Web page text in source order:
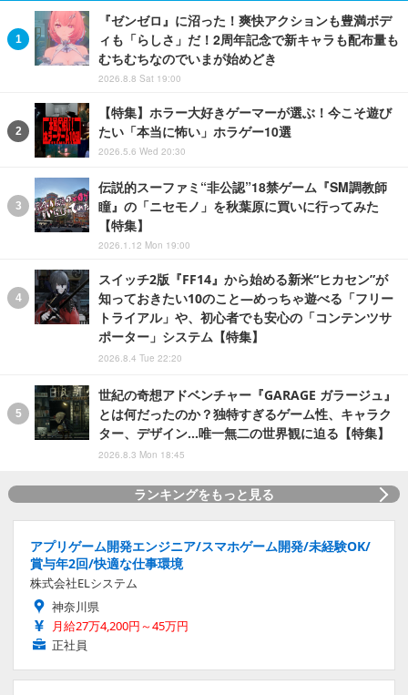
『ゼンゼロ』に沼った！爽快アクションも豊満ボデ
ィも「らしさ」だ！2周年記念で新キャラも配布量も
むちむちなのでいまが始めどき
2026.8.8 Sat 19:00
【特集】ホラー大好きゲーマーが選ぶ！今こそ遊び
たい「本当に怖い」ホラゲー10選
2026.5.6 Wed 20:30
伝説的スーファミ“非公認”18禁ゲーム『SM調教師
瞳』の「ニセモノ」を秋葉原に買いに行ってみた
【特集】
2026.1.12 Mon 19:00
スイッチ2版『FF14』から始める新米“ヒカセン”が
知っておきたい10のこと―めっちゃ遊べる「フリー
トライアル」や、初心者でも安心の「コンテンツサ
ポーター」システム【特集】
2026.8.4 Tue 22:20
世紀の奇想アドベンチャー『GARAGE ガラージュ』
とは何だったのか？独特すぎるゲーム性、キャラク
ター、デザイン…唯一無二の世界観に迫る【特集】
2026.8.3 Mon 18:45
ランキングをもっと見る
アプリゲーム開発エンジニア/スマホゲーム開発/未経験OK/
賞与年2回/快適な仕事環境
株式会社ELシステム
神奈川県
月給27万4,200円～45万円
正社員